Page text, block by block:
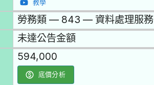
教學
勞務類 — 843 — 資料處理服務
未達公告金額
594,000
底價分析